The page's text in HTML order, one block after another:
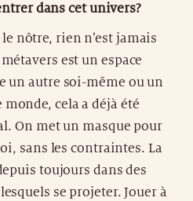
dans cet univers?
nôtre, rien n’est jamais
est un espace
un autre soi-même ou un
cela a déjà été
On met un masque pour
sans les contraintes. La
toujours dans des
se projeter. Jouer à